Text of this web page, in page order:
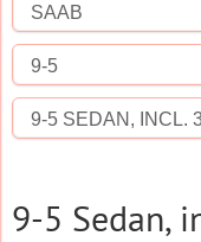
SAAB
9-5
9-5 SEDAN, INCL.
9-5 Sedan,